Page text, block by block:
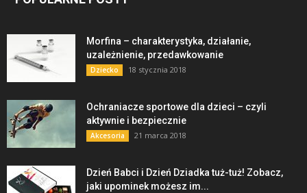
Morfina – charakterystyka, działanie,
uzależnienie, przedawkowanie
Dziecko 18 stycznia 2018
Ochraniacze sportowe dla dzieci – czyli
aktywnie i bezpiecznie
Akcesoria 21 marca 2018
Dzień Babci i Dzień Dziadka tuż-tuż! Zobacz,
jaki upominek możesz im...